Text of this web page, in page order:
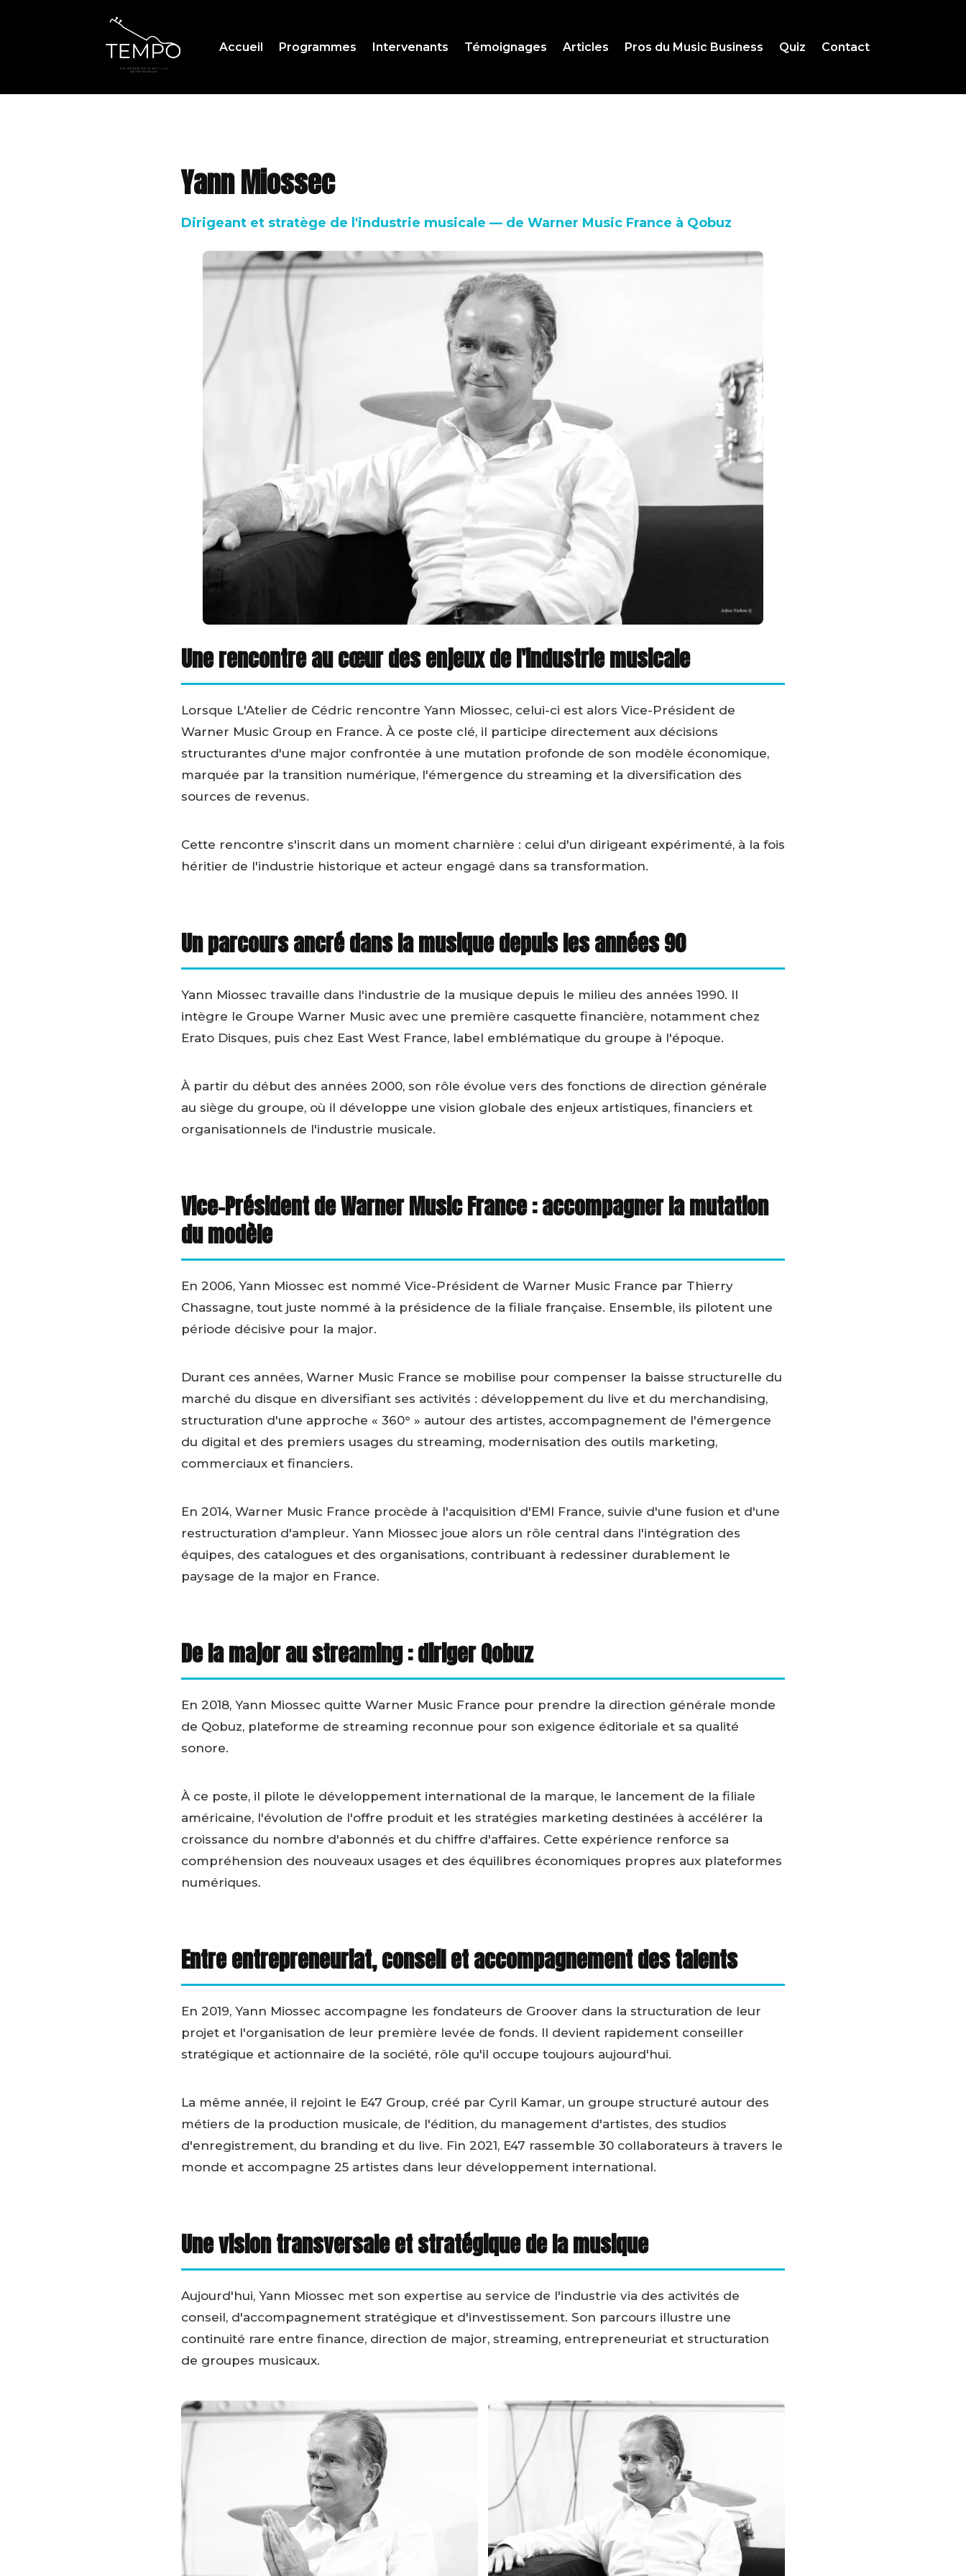
Accueil Programmes Intervenants Témoignages Articles Pros du Music Business Quiz Contact
Yann Miossec
Dirigeant et stratège de l'industrie musicale — de Warner Music France à Qobuz
Une rencontre au cœur des enjeux de l'industrie musicale
Lorsque L'Atelier de Cédric rencontre Yann Miossec, celui-ci est alors Vice-Président de
Warner Music Group en France. À ce poste clé, il participe directement aux décisions
structurantes d'une major confrontée à une mutation profonde de son modèle économique,
marquée par la transition numérique, l'émergence du streaming et la diversification des
sources de revenus.
Cette rencontre s'inscrit dans un moment charnière : celui d'un dirigeant expérimenté, à la fois
héritier de l'industrie historique et acteur engagé dans sa transformation.
Un parcours ancré dans la musique depuis les années 90
Yann Miossec travaille dans l'industrie de la musique depuis le milieu des années 1990. Il
intègre le Groupe Warner Music avec une première casquette financière, notamment chez
Erato Disques, puis chez East West France, label emblématique du groupe à l'époque.
À partir du début des années 2000, son rôle évolue vers des fonctions de direction générale
au siège du groupe, où il développe une vision globale des enjeux artistiques, financiers et
organisationnels de l'industrie musicale.
Vice-Président de Warner Music France : accompagner la mutation
du modèle
En 2006, Yann Miossec est nommé Vice-Président de Warner Music France par Thierry
Chassagne, tout juste nommé à la présidence de la filiale française. Ensemble, ils pilotent une
période décisive pour la major.
Durant ces années, Warner Music France se mobilise pour compenser la baisse structurelle du
marché du disque en diversifiant ses activités : développement du live et du merchandising,
structuration d'une approche « 360° » autour des artistes, accompagnement de l'émergence
du digital et des premiers usages du streaming, modernisation des outils marketing,
commerciaux et financiers.
En 2014, Warner Music France procède à l'acquisition d'EMI France, suivie d'une fusion et d'une
restructuration d'ampleur. Yann Miossec joue alors un rôle central dans l'intégration des
équipes, des catalogues et des organisations, contribuant à redessiner durablement le
paysage de la major en France.
De la major au streaming : diriger Qobuz
En 2018, Yann Miossec quitte Warner Music France pour prendre la direction générale monde
de Qobuz, plateforme de streaming reconnue pour son exigence éditoriale et sa qualité
sonore.
À ce poste, il pilote le développement international de la marque, le lancement de la filiale
américaine, l'évolution de l'offre produit et les stratégies marketing destinées à accélérer la
croissance du nombre d'abonnés et du chiffre d'affaires. Cette expérience renforce sa
compréhension des nouveaux usages et des équilibres économiques propres aux plateformes
numériques.
Entre entrepreneuriat, conseil et accompagnement des talents
En 2019, Yann Miossec accompagne les fondateurs de Groover dans la structuration de leur
projet et l'organisation de leur première levée de fonds. Il devient rapidement conseiller
stratégique et actionnaire de la société, rôle qu'il occupe toujours aujourd'hui.
La même année, il rejoint le E47 Group, créé par Cyril Kamar, un groupe structuré autour des
métiers de la production musicale, de l'édition, du management d'artistes, des studios
d'enregistrement, du branding et du live. Fin 2021, E47 rassemble 30 collaborateurs à travers le
monde et accompagne 25 artistes dans leur développement international.
Une vision transversale et stratégique de la musique
Aujourd'hui, Yann Miossec met son expertise au service de l'industrie via des activités de
conseil, d'accompagnement stratégique et d'investissement. Son parcours illustre une
continuité rare entre finance, direction de major, streaming, entrepreneuriat et structuration
de groupes musicaux.